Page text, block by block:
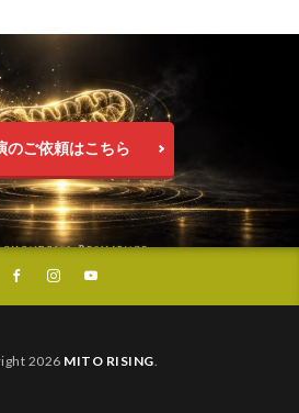
のご依頼はこちら
2026 MITO RISING